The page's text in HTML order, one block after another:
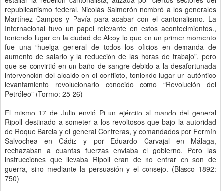
republicanismo federal. Nicolás Salmerón nombró a los generales
Martínez Campos y Pavía para acabar con el cantonalismo. La
Internacional tuvo un papel relevante en estos acontecimientos.,
teniendo lugar en la ciudad de Alcoy lo que en un primer momento
fue una “huelga general de todos los oficios en demanda de
aumento de salario y la reducción de las horas de trabajo”, pero
que se convirtió en un baño de sangre debido a la desafortunada
intervención del alcalde en el conflicto, teniendo lugar un auténtico
levantamiento revolucionario conocido como “Revolución del
Petróleo” (Tormo: 25-26)
El mismo 17 de Julio envió Pi un ejército al mando del general
Ripoll destinado a someter a los revoltosos que bajo la autoridad
de Roque Barcia y el general Contreras, y comandados por Fermín
Salvochea en Cádiz y por Eduardo Carvajal en Málaga,
rechazaban a cuantas fuerzas enviaba el gobierno. Pero las
instrucciones que llevaba Ripoll eran de no entrar en son de
guerra, sino mediante la persuasión y el consejo. (Blasco 1892:
750)